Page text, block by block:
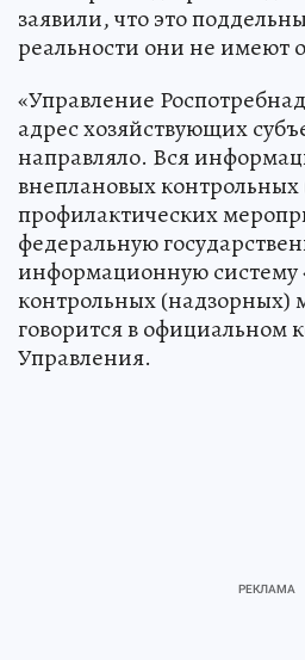
заявили, что это
реальности они не имеют
«Управление
адрес хозяйствующих
направляло. Вся
внеплановых
профилактических
федеральную
информационную систему
контрольных (надзорных)
говорится в официальном
Управления.